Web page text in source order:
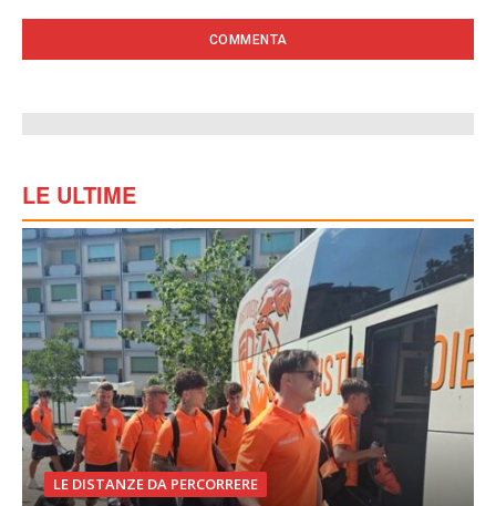
LE ULTIME
LE DISTANZE DA PERCORRERE